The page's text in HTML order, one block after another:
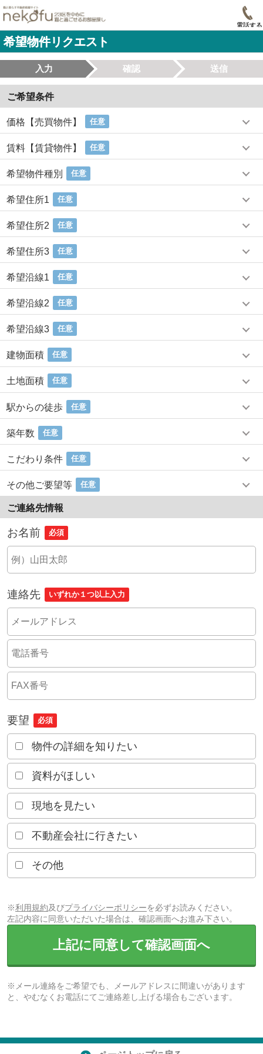
電話する
希望物件リクエスト
入力 確認 送信
ご希望条件
価格【売買物件】 任意
賃料【賃貸物件】 任意
希望物件種別 任意
希望住所1 任意
希望住所2 任意
希望住所3 任意
希望沿線1 任意
希望沿線2 任意
希望沿線3 任意
建物面積 任意
土地面積 任意
駅からの徒歩 任意
築年数 任意
こだわり条件 任意
その他ご要望等 任意
ご連絡先情報
お名前 必須
連絡先 いずれか１つ以上入力
要望 必須
物件の詳細を知りたい
資料がほしい
現地を見たい
不動産会社に行きたい
その他
※利用規約及びプライバシーポリシーを必ずお読みください。
左記内容に同意いただいた場合は、確認画面へお進み下さい。
上記に同意して確認画面へ
※メール連絡をご希望でも、メールアドレスに間違いがあります
と、やむなくお電話にてご連絡差し上げる場合もございます。